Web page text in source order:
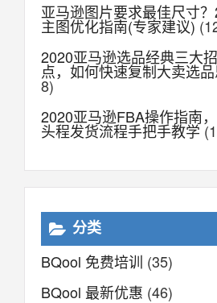
亚马逊图片要求最佳尺寸
主图优化指南(专家建议)
2020亚马逊选品经典三大
点，如何快速复制大卖选
8)
2020亚马逊FBA操作指南
头程发货流程手把手教学
分类
BQool 免费培训 (35)
BQool 最新优惠 (46)